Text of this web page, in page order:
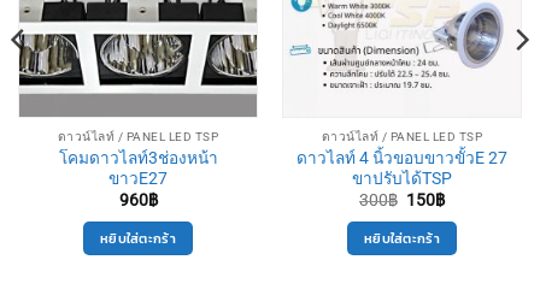
ดาวน์ไลท์ / PANEL LED TSP
โคมดาวไลท์3ช่องหน้า
ขาวE27
960฿
หยิบใส่ตะกร้า
ดาวน์ไลท์ / PANEL LED TSP
ดาวไลท์ 4 นิ้วขอบขาวขั้วE 27
ขาปรับได้TSP
300฿ Original
was:
300฿.
150฿Current
is:
150฿.
หยิบใส่ตะกร้า